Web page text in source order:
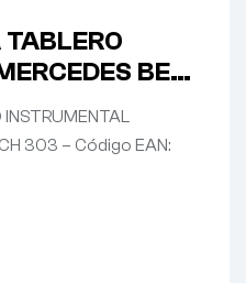
BENZ
INSTRUMENTAL
303 – Código EAN: